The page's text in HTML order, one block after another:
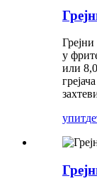
у
или
упит